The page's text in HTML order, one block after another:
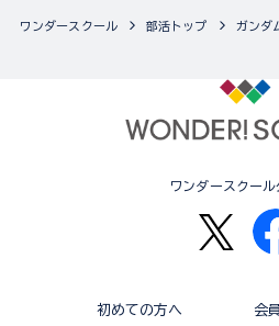
ワンダースクール 部活トップ ガンダ
ワンダースクール
初めての方へ 会